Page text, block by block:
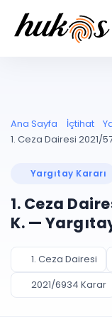
UYAP ile
senkron
UYAP
Evrakları
UETS
görün
PLANLAMA
Pano
Blog
Ana Sayfa İçtihat
1. Ceza Dairesi 2021/
Yargıtay Kararı
1. Ceza
K. —
1. Ceza Dairesi
2021/6934 Karar